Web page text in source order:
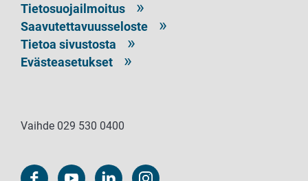
Tietosuojailmoitus
Saavutettavuusseloste
Tietoa sivustosta
Evästeasetukset
Vaihde 029 530 0400